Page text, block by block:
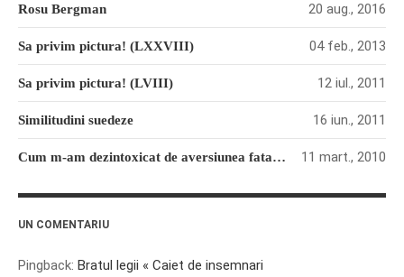
mind games, then this is the
book for you. Take the
challenge of creating your
own acrostics and describing
famous movies by using the
very letters of their titles!
Rosu Bergman 20 aug., 2016
Sa privim pictura! (LXXVIII) 04 feb., 2013
Sa privim pictura! (LVIII) 12 iul., 2011
Similitudini suedeze 16 iun., 2011
Cum m-am dezintoxicat de aversiunea fata de Dali 11 mart., 2010
UN COMENTARIU
Pingback: Bratul legii « Caiet de insemnari